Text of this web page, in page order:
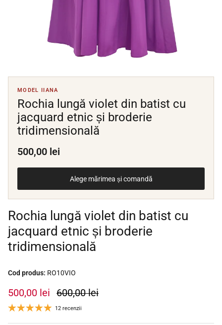
MODEL IIANA
Rochia lungă violet din batist cu
jacquard etnic și broderie
tridimensională
500,00 lei
Alege mărimea și comandă
Rochia lungă violet din batist cu
jacquard etnic și broderie
tridimensională
Cod produs: RO10VIO
500,00 lei 600,00 lei
12 recenzii